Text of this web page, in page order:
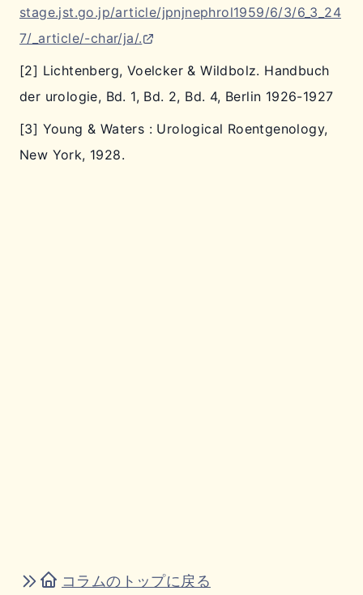
stage.jst.go.jp/article/jpnjnephrol1959/6/3/6_3_24
7/_article/-char/ja/.
[2] Lichtenberg, Voelcker & Wildbolz. Handbuch
der urologie, Bd. 1, Bd. 2, Bd. 4, Berlin 1926-1927
[3] Young & Waters : Urological Roentgenology,
New York, 1928.
コラムのトップに戻る